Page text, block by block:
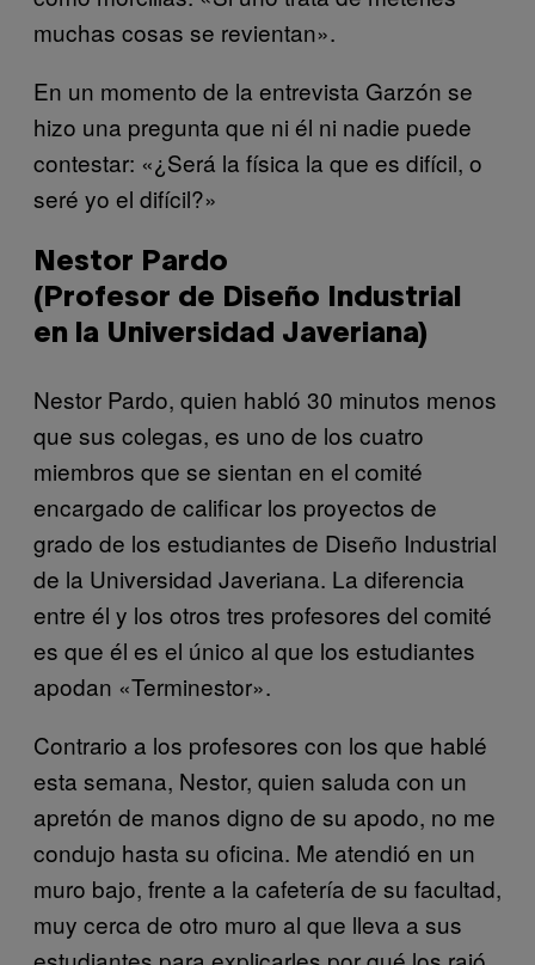
muchas cosas se revientan».
En un momento de la entrevista Garzón se
hizo una pregunta que ni él ni nadie puede
contestar: «¿Será la física la que es difícil, o
seré yo el difícil?»
Nestor Pardo
(Profesor de Diseño Industrial
en la Universidad Javeriana)
Nestor Pardo, quien habló 30 minutos menos
que sus colegas, es uno de los cuatro
miembros que se sientan en el comité
encargado de calificar los proyectos de
grado de los estudiantes de Diseño Industrial
de la Universidad Javeriana. La diferencia
entre él y los otros tres profesores del comité
es que él es el único al que los estudiantes
apodan «Terminestor».
Contrario a los profesores con los que hablé
esta semana, Nestor, quien saluda con un
apretón de manos digno de su apodo, no me
condujo hasta su oficina. Me atendió en un
muro bajo, frente a la cafetería de su facultad,
muy cerca de otro muro al que lleva a sus